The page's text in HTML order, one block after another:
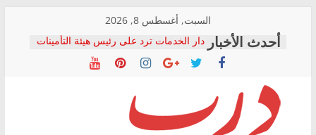
content
السبت, أغسطس 8, 2026
دار الخدمات ترد على رئيس هيئة التأمينات
بعد مؤتمره الصحفي: إنكار الأزمة لا ينهي
معاناة أصحاب المعاشات.. ونطالب بكشف
فرحات سليمان يكتب: القطاع الصحي إلى
أين؟
حزب التحالف الشعبي يطلق لجنة “الحق